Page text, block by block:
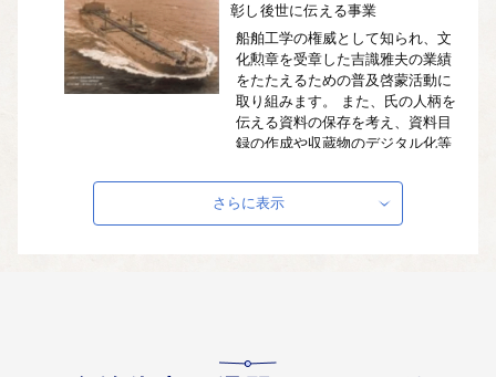
彰し後世に伝える事業
船舶工学の権威として知られ、文
化勲章を受章した吉識雅夫の業績
をたたえるための普及啓蒙活動に
取り組みます。 また、氏の人柄を
伝える資料の保存を考え、資料目
録の作成や収蔵物のデジタル化等
(3) 大庄屋三木家住宅の保存整
旧神崎郡役所（神崎郡歴史民俗資
さらに表示